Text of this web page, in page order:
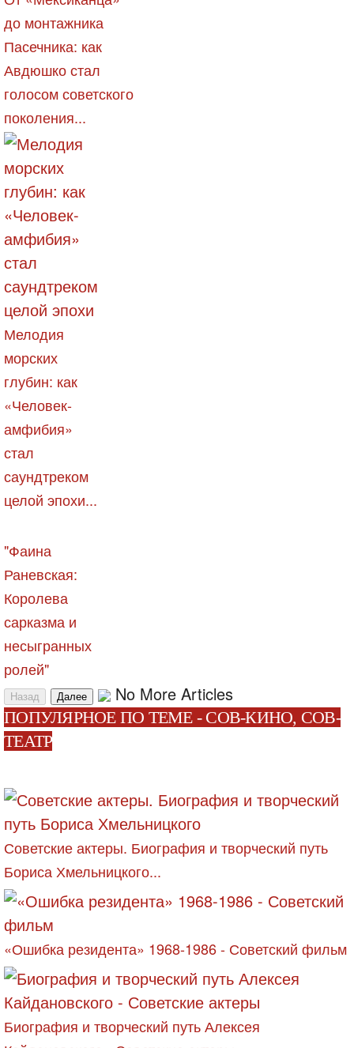
до монтажника
Пасечника: как
Авдюшко стал
голосом советского
поколения...
Мелодия
морских
глубин: как
«Человек-
амфибия»
стал
саундтреком
целой эпохи...
"Фаина
Раневская:
Королева
сарказма и
несыгранных
ролей"
Назад Далее No More Articles
ПОПУЛЯРНОЕ ПО ТЕМЕ - СОВ-КИНО, СОВ-
ТЕАТР
Советские актеры. Биография и творческий путь
Бориса Хмельницкого...
«Ошибка резидента» 1968-1986 - Советский фильм
Биография и творческий путь Алексея